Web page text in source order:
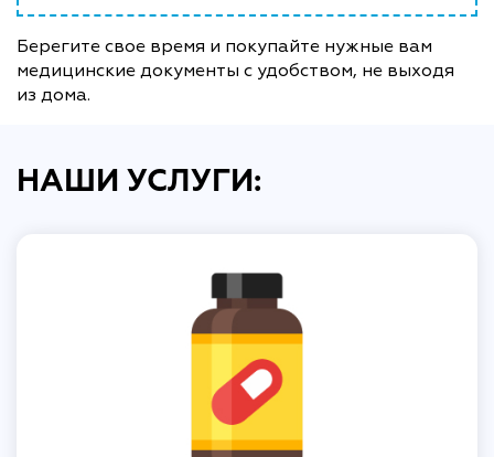
Берегите свое время и покупайте нужные вам
медицинские документы с удобством, не выходя
из дома.
НАШИ УСЛУГИ: